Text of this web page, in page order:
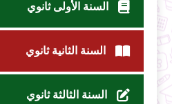
السنة الأولى ثانوي
السنة الثانية ثانوي
السنة الثالثة ثانوي